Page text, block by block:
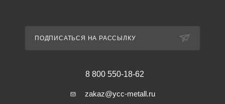
ПОДПИСАТЬСЯ НА РАССЫЛКУ
8 800 550-18-62
zakaz@ycc-metall.ru